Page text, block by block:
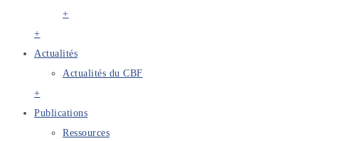
+
+
Actualités
Actualités du CBF
+
Publications
Ressources